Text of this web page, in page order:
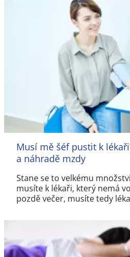
Musí mě šéf pustit k
a náhradě mzdy
Stane se to velkému
musíte k lékaři, který nemá
pozdě večer, musíte tedy